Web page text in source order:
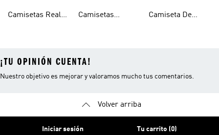
United
Camisetas Real
Camisetas
Camiseta De
¡TU OPINIÓN CUENTA!
Nuestro objetivo es mejorar y valoramos mucho tus comentarios.
Volver arriba
Iniciar sesión Tu carrito (0)